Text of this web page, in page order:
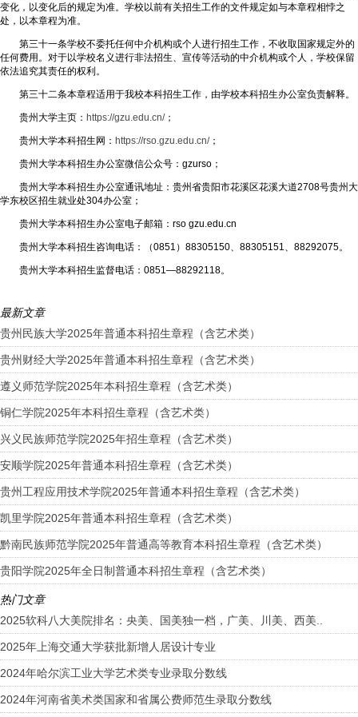
变化，以变化后的规定为准。学校以前有关招生工作的文件规定如与本章程相悖之
处，以本章程为准。
第三十一条学校不委托任何中介机构或个人进行招生工作，不收取国家规定外的
任何费用。对于以学校名义进行非法招生、宣传等活动的中介机构或个人，学校保留
依法追究其责任的权利。
第三十二条本章程适用于我校本科招生工作，由学校本科招生办公室负责解释。
贵州大学主页： https://gzu.edu.cn/；
贵州大学本科招生网： https://rso.gzu.edu.cn/；
贵州大学本科招生办公室微信公众号：gzurso；
贵州大学本科招生办公室通讯地址：贵州省贵阳市花溪区花溪大道2708号贵州大
学东校区招生就业处304办公室；
贵州大学本科招生办公室电子邮箱：rso gzu.edu.cn
贵州大学本科招生咨询电话：（0851）88305150、88305151、88292075。
贵州大学本科招生监督电话：0851—88292118。
最新文章
贵州民族大学2025年普通本科招生章程（含艺术类）
贵州财经大学2025年普通本科招生章程（含艺术类）
遵义师范学院2025年本科招生章程（含艺术类）
铜仁学院2025年本科招生章程（含艺术类）
兴义民族师范学院2025年招生章程（含艺术类）
安顺学院2025年普通本科招生章程（含艺术类）
贵州工程应用技术学院2025年普通本科招生章程（含艺术类）
凯里学院2025年普通本科招生章程（含艺术类）
黔南民族师范学院2025年普通高等教育本科招生章程（含艺术类）
贵阳学院2025年全日制普通本科招生章程（含艺术类）
热门文章
2025软科八大美院排名：央美、国美独一档，广美、川美、西美..
2025年上海交通大学获批新增人居设计专业
2024年哈尔滨工业大学艺术类专业录取分数线
2024年河南省美术类国家和省属公费师范生录取分数线